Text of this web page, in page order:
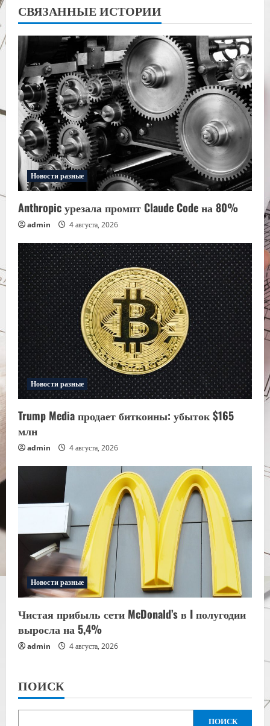
СВЯЗАННЫЕ ИСТОРИИ
Новости разные
Anthropic урезала промпт Claude Code на 80%
admin 4 августа, 2026
Новости разные
Trump Media продает биткоины: убыток $165
млн
admin 4 августа, 2026
Новости разные
Чистая прибыль сети McDonald’s в I полугодии
выросла на 5,4%
admin 4 августа, 2026
ПОИСК
ПОИСК